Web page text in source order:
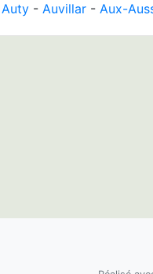
Auty - Auvillar - Aux-